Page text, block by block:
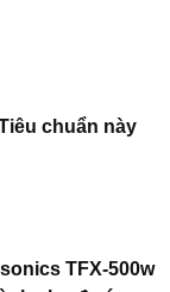
chuẩn này
TFX-500w